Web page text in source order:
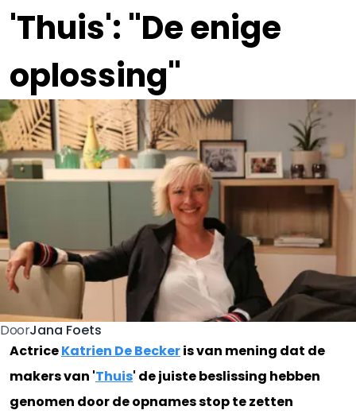
'Thuis': "De enige
oplossing"
DoorJana Foets
ActriceKatrien De Beckeris van mening dat de
makers van 'Thuis' de juiste beslissing hebben
genomen door de opnames stop te zetten